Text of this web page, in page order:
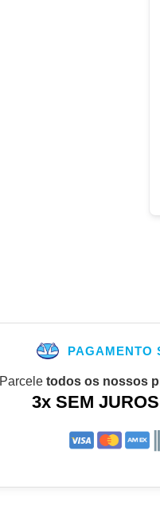
PAGAMENTO
Parcele todos os nossos
3x SEM JUROS